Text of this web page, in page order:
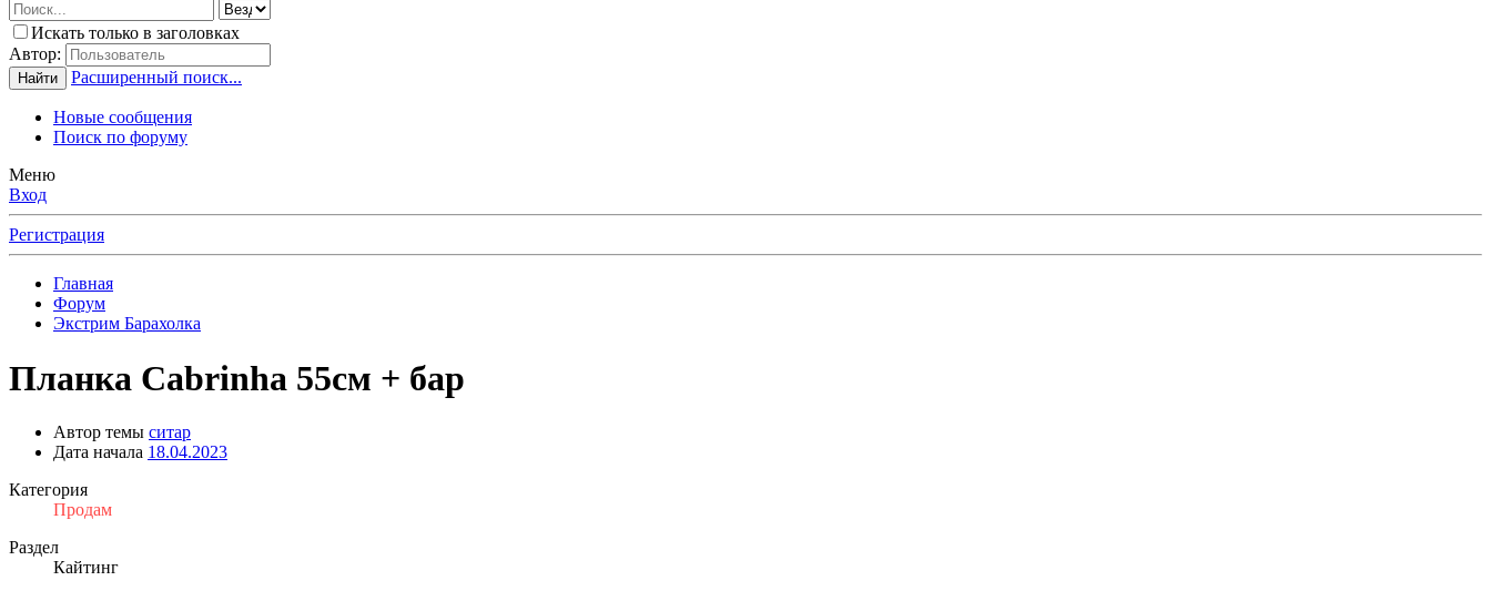
Искать только в заголовках
Автор:
Найти Расширенный поиск...
Новые сообщения
Поиск по форуму
Меню
Вход
Регистрация
Главная
Форум
Экстрим Барахолка
Планка Cabrinha 55см + бар
Автор темы ситар
Дата начала 18.04.2023
Категория
Продам
Раздел
Кайтинг